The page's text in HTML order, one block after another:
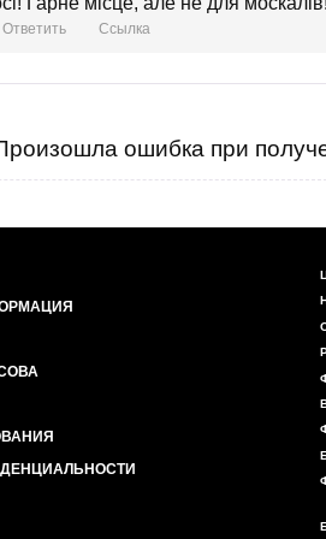
Ответить Ссылка
ошибка при